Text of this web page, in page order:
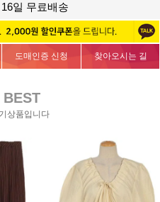
일 무료배송
도매인증 신청 찾아오시는 길
BEST
상품입니다